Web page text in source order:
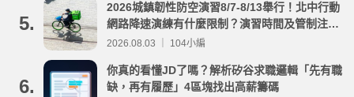
5.
2026城鎮韌性防空演習8/7-8/13舉行！北中行動
網路降速演練有什麼限制？演習時間及管制注意
事項整理
2026.08.03 ｜ 104小編
6.
你真的看懂JD了嗎？解析矽谷求職邏輯「先有職
缺，再有履歷」4區塊找出高薪籌碼